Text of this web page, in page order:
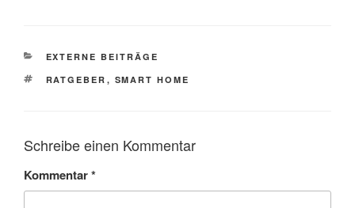
KATEGORIEN
EXTERNE BEITRÄGE
SCHLAGWÖRTER
RATGEBER , SMART HOME
Schreibe einen Kommentar
Kommentar*